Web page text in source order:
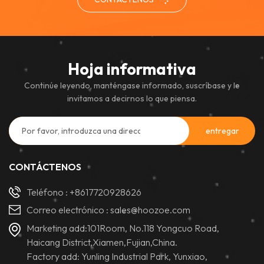
Hoja informativa
Continúe leyendo, manténgase informado, suscríbase y le
invitamos a decirnos lo que piensa.
CONTÁCTENOS
Teléfono : +8617720928626
Correo electrónico :sales@hoozoe.com
Marketing add:101Room, No.118 Yongcuo Road,
Haicang District,Xiamen,Fujian,China.
Factory add: Yunling Industrial Park, Yunxiao,